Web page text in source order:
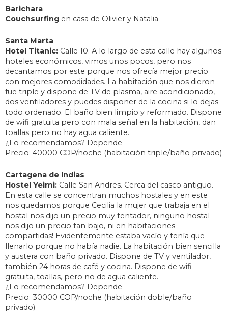
Barichara
Couchsurfing en casa de Olivier y Natalia
Santa Marta
Hotel Titanic: Calle 10. A lo largo de esta calle hay algunos
hoteles económicos, vimos unos pocos, pero nos
decantamos por este porque nos ofrecía mejor precio
con mejores comodidades. La habitación que nos dieron
fue triple y dispone de TV de plasma, aire acondicionado,
dos ventiladores y puedes disponer de la cocina si lo dejas
todo ordenado. El baño bien limpio y reformado. Dispone
de wifi gratuita pero con mala señal en la habitación, dan
toallas pero no hay agua caliente.
¿Lo recomendamos? Depende
Precio: 40000 COP/noche (habitación triple/baño privado)
Cartagena de Indias
Hostel Yeimi: Calle San Andres. Cerca del casco antiguo.
En esta calle se concentran muchos hostales y en este
nos quedamos porque Cecilia la mujer que trabaja en el
hostal nos dijo un precio muy tentador, ninguno hostal
nos dijo un precio tan bajo, ni en habitaciones
compartidas! Evidentemente estaba vacío y tenía que
llenarlo porque no había nadie. La habitación bien sencilla
y austera con baño privado. Dispone de TV y ventilador,
también 24 horas de café y cocina. Dispone de wifi
gratuita, toallas, pero no de agua caliente.
¿Lo recomendamos? Depende
Precio: 30000 COP/noche (habitación doble/baño
privado)